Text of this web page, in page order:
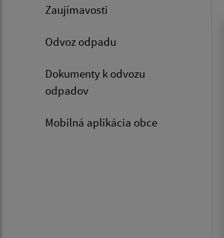
Zaujímavosti
Odvoz odpadu
Dokumenty k odvozu
odpadov
Mobilná aplikácia obce